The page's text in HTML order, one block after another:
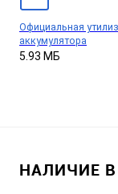
Официальная
аккумулятора
5.93 МБ
НАЛИЧИЕ